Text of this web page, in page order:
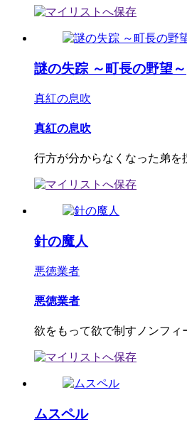
謎の失踪 ～町長の野望～
真紅の息吹
真紅の息吹
行方が分からなくなった弟を
針の魔人
悪徳業者
悪徳業者
欲をもって欲で制すノンフィ
ムスペル